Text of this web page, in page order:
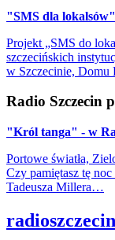
"SMS dla lokalsów"
Projekt „SMS do
szczecińskich
w Szczecinie,
Radio Szczecin
"Król tanga" - w
Portowe światła,
Czy pamiętasz tę
Tadeusza Millera…